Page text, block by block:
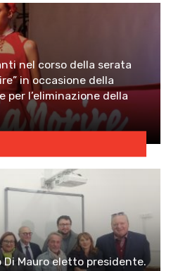
nel corso della serata
in occasione della
l’eliminazione della
Di Mauro eletto presidente.